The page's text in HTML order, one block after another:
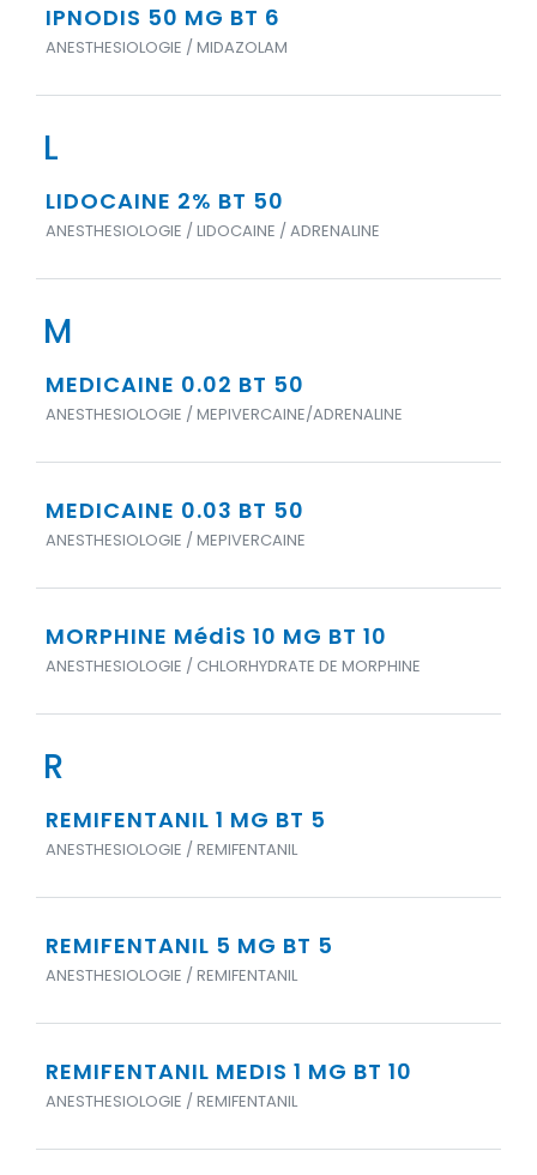
IPNODIS 50 MG BT 6
ANESTHESIOLOGIE / MIDAZOLAM
L
LIDOCAINE 2% BT 50
ANESTHESIOLOGIE / LIDOCAINE / ADRENALINE
M
MEDICAINE 0.02 BT 50
ANESTHESIOLOGIE / MEPIVERCAINE/ADRENALINE
MEDICAINE 0.03 BT 50
ANESTHESIOLOGIE / MEPIVERCAINE
MORPHINE MédiS 10 MG BT 10
ANESTHESIOLOGIE / CHLORHYDRATE DE MORPHINE
R
REMIFENTANIL 1 MG BT 5
ANESTHESIOLOGIE / REMIFENTANIL
REMIFENTANIL 5 MG BT 5
ANESTHESIOLOGIE / REMIFENTANIL
REMIFENTANIL MEDIS 1 MG BT 10
ANESTHESIOLOGIE / REMIFENTANIL